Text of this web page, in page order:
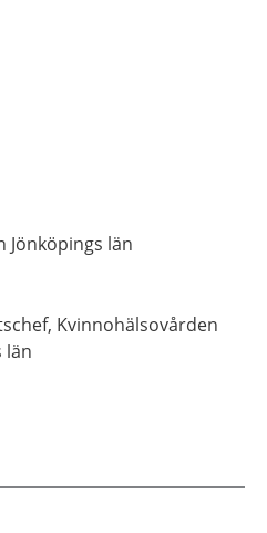
Jönköpings län
Kvinnohälsovården
län